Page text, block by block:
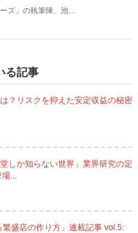
ズ」の執筆陣、池田
の歴史家3名が一堂に
の潮流を縦横無尽に
る記事
？リスクを抑えた安定収益の秘密
しか知らない世界」業界研究の定
...
繁盛店の作り方」連載記事 vol.5: